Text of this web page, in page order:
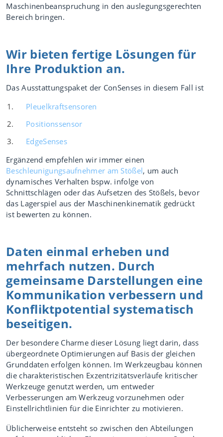
Maschinenbeanspruchung in den auslegungsgerechten
Bereich bringen.
Wir bieten fertige Lösungen für
Ihre Produktion an.
Das Ausstattungspaket der ConSenses in diesem Fall ist
Pleuelkraftsensoren
Positionssensor
EdgeSenses
Ergänzend empfehlen wir immer einen
Beschleunigungsaufnehmer am Stößel, um auch
dynamisches Verhalten bspw. infolge von
Schnittschlägen oder das Aufsetzen des Stößels, bevor
das Lagerspiel aus der Maschinenkinematik gedrückt
ist bewerten zu können.
Daten einmal erheben und
mehrfach nutzen. Durch
gemeinsame Darstellungen eine
Kommunikation verbessern und
Konfliktpotential systematisch
beseitigen.
Der besondere Charme dieser Lösung liegt darin, dass
übergeordnete Optimierungen auf Basis der gleichen
Grunddaten erfolgen können. Im Werkzeugbau können
die charakteristischen Exzentrizitätsverläufe kritischer
Werkzeuge genutzt werden, um entweder
Verbesserungen am Werkzeug vorzunehmen oder
Einstellrichtlinien für die Einrichter zu motivieren.
Üblicherweise entsteht so zwischen den Abteilungen